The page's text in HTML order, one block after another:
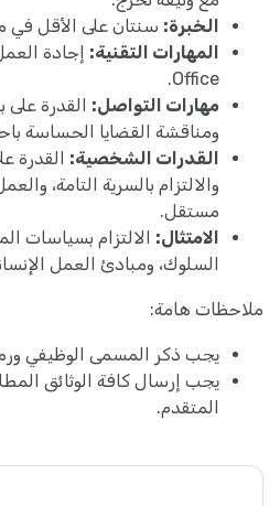
الخبرة: سنتان على الأقل في
المهارات التقنية:
Office.
مهارات التواصل: القدرة على
ومناقشة القضايا الحساسة
القدرات الشخصية: القدرة
والالتزام بالسرية التامة،
مستقل.
الامتثال: الالتزام بسياسات
السلوك، ومبادئ العمل
ملاحظات هامة:
يجب ذكر المسمى الوظيفي
يجب إرسال كافة الوثائق
المتقدم.